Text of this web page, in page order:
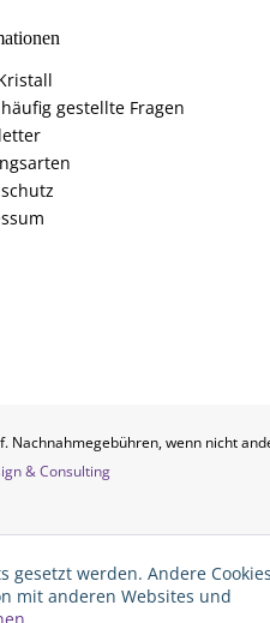
häufig gestellte Fragen
Nachnahmegebühren, wenn nicht
& Consulting
werden. Andere
mit anderen Websites und